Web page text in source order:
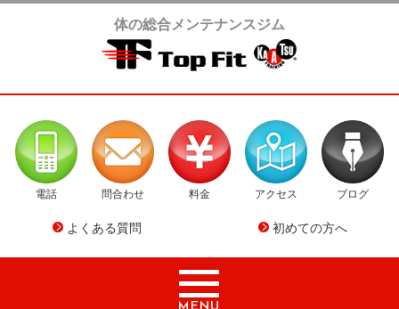
体の総合メンテナンスジム
電話 問合わせ 料金 アクセス ブログ
よくある質問 初めての方へ